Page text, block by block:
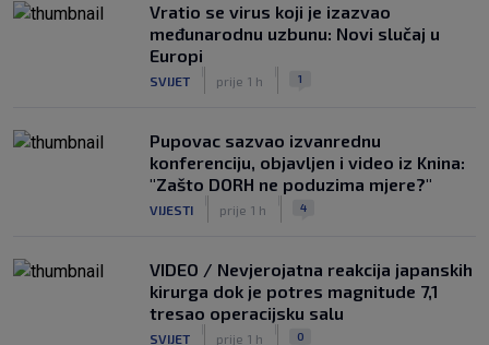
Vratio se virus koji je izazvao
međunarodnu uzbunu: Novi slučaj u
Europi
SVIJET prije 1 h 1
Pupovac sazvao izvanrednu
konferenciju, objavljen i video iz Knina:
"Zašto DORH ne poduzima mjere?"
VIJESTI prije 1 h 4
VIDEO / Nevjerojatna reakcija japanskih
kirurga dok je potres magnitude 7,1
tresao operacijsku salu
SVIJET prije 1 h 0